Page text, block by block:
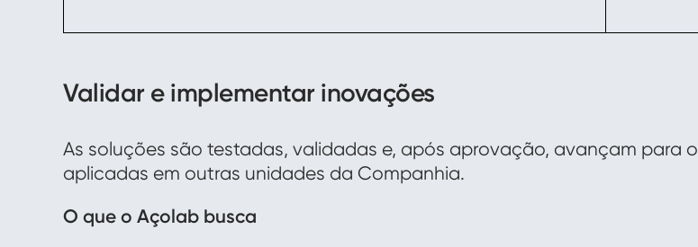
Validar e implementar inovações
As soluções são testadas, validadas e, após aprovação, avançam para o
aplicadas em outras unidades da Companhia.
O que o Açolab busca